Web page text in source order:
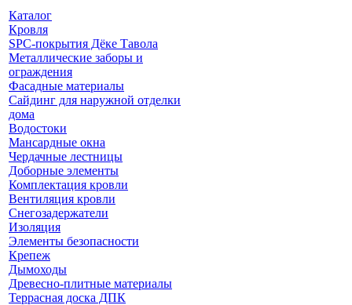
Каталог
Кровля
SPC-покрытия Дёке Тавола
Металлические заборы и
ограждения
Фасадные материалы
Сайдинг для наружной отделки
дома
Водостоки
Мансардные окна
Чердачные лестницы
Доборные элементы
Комплектация кровли
Вентиляция кровли
Снегозадержатели
Изоляция
Элементы безопасности
Крепеж
Дымоходы
Древесно-плитные материалы
Террасная доска ДПК